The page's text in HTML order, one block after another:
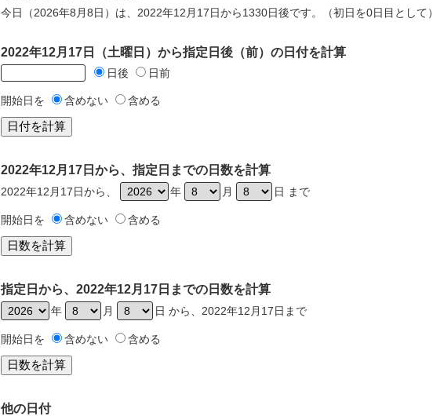
今日（2026年8月8日）は、2022年12月17日から1330日後です。（初日を0日目として）
2022年12月17日（土曜日）から指定日後（前）の日付を計算
日後 日前
開始日を 含めない 含める
2022年12月17日から、指定日までの日数を計算
2022年12月17日から、 年 月 日 まで
開始日を 含めない 含める
指定日から、2022年12月17日までの日数を計算
年 月 日 から、2022年12月17日まで
開始日を 含めない 含める
他の日付